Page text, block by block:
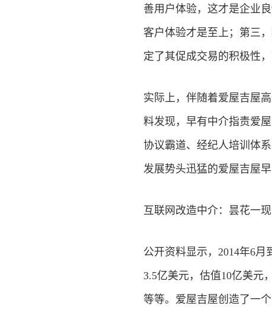
善用户体验，这才是企业
客户体验才是至上；第三
定了其促成交易的积极性
实际上，伴随着爱屋吉屋
料发现，早有中介指责爱
协议霸道、经纪人培训体
发展势头迅猛的爱屋吉屋早
互联网改造中介：昙花一现
公开资料显示，2014年6
3.5亿美元，估值10亿美元
等等。爱屋吉屋创造了一